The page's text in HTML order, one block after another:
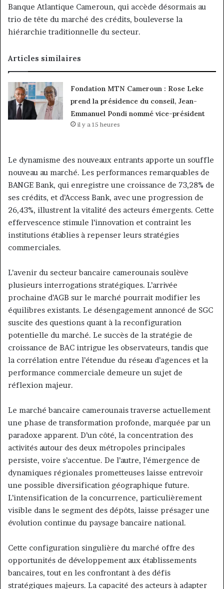
Banque Atlantique Cameroun, qui accède désormais au
trio de tête du marché des crédits, bouleverse la
hiérarchie traditionnelle du secteur.
Articles similaires
Fondation MTN Cameroun : Rose Leke
prend la présidence du conseil, Jean-
Emmanuel Pondi nommé vice-président
il y a 15 heures
Le dynamisme des nouveaux entrants apporte un souffle
nouveau au marché. Les performances remarquables de
BANGE Bank, qui enregistre une croissance de 73,28% de
ses crédits, et d’Access Bank, avec une progression de
26,43%, illustrent la vitalité des acteurs émergents. Cette
effervescence stimule l’innovation et contraint les
institutions établies à repenser leurs stratégies
commerciales.
L’avenir du secteur bancaire camerounais soulève
plusieurs interrogations stratégiques. L’arrivée
prochaine d’AGB sur le marché pourrait modifier les
équilibres existants. Le désengagement annoncé de SGC
suscite des questions quant à la reconfiguration
potentielle du marché. Le succès de la stratégie de
croissance de BAC intrigue les observateurs, tandis que
la corrélation entre l’étendue du réseau d’agences et la
performance commerciale demeure un sujet de
réflexion majeur.
Le marché bancaire camerounais traverse actuellement
une phase de transformation profonde, marquée par un
paradoxe apparent. D’un côté, la concentration des
activités autour des deux métropoles principales
persiste, voire s’accentue. De l’autre, l’émergence de
dynamiques régionales prometteuses laisse entrevoir
une possible diversification géographique future.
L’intensification de la concurrence, particulièrement
visible dans le segment des dépôts, laisse présager une
évolution continue du paysage bancaire national.
Cette configuration singulière du marché offre des
opportunités de développement aux établissements
bancaires, tout en les confrontant à des défis
stratégiques majeurs. La capacité des acteurs à adapter